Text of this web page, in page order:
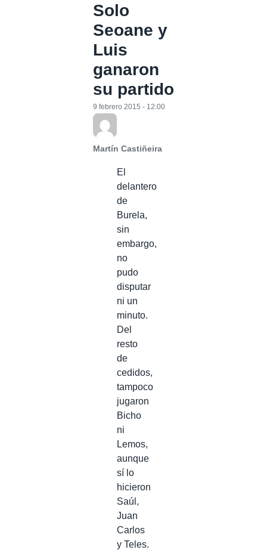
Solo
Seoane y
Luis
ganaron
su partido
Martín Castiñeira
9 febrero 2015 - 12:00
El
delantero
de
Burela,
sin
embargo,
no
pudo
disputar
ni un
minuto.
Del
resto
de
cedidos,
tampoco
jugaron
Bicho
ni
Lemos,
aunque
sí lo
hicieron
Saúl,
Juan
Carlos
y Teles.